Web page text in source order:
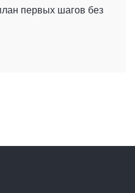
первых шагов без